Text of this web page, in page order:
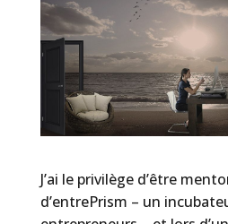
J’ai le privilège d’être
d’entrePrism – un